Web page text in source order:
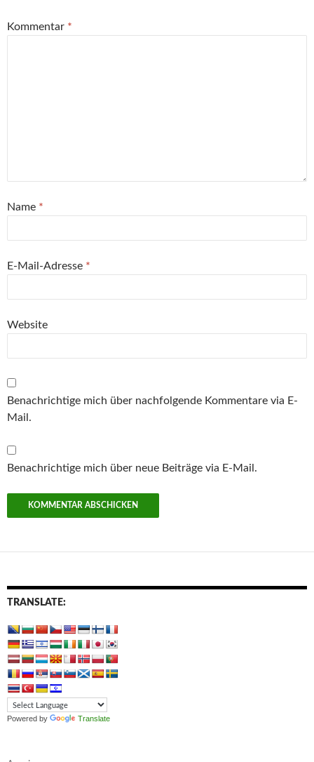
Kommentar *
Name *
E-Mail-Adresse *
Website
Benachrichtige mich über nachfolgende Kommentare via E-
Mail.
Benachrichtige mich über neue Beiträge via E-Mail.
TRANSLATE:
Powered by Translate